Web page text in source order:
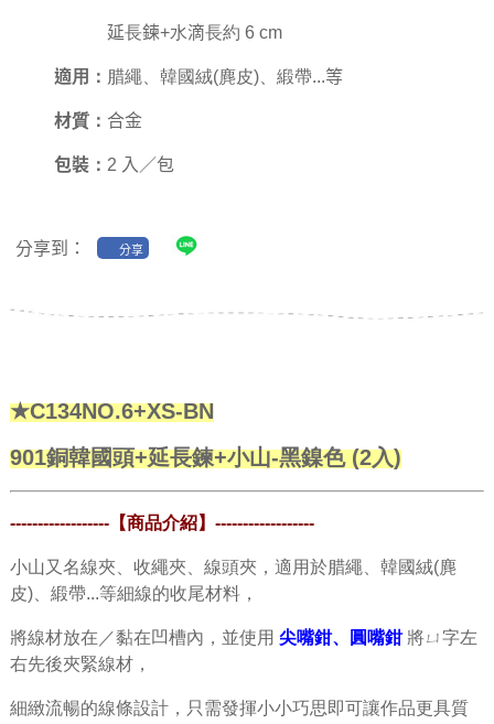
延長鍊+水滴長約 6 cm
適用： 腊繩、韓國絨(麂皮)、緞帶...等
材質： 合金
包裝： 2 入／包
分享到： 分享
★C134NO.6+XS-BN
901銅韓國頭+延長鍊+小山-黑鎳色 (2入)
------------------【商品介紹】 ------------------
小山又名線夾、收繩夾 、線頭夾，適用於腊繩、韓國絨(麂
皮)、緞帶...等細線的收尾材料，
將線材放在／黏在凹槽內，並使用 尖嘴鉗、圓嘴鉗 將ㄩ字左
右先後夾緊線材，
細緻流暢的線條設計，只需發揮小小巧思即可讓作品更具質